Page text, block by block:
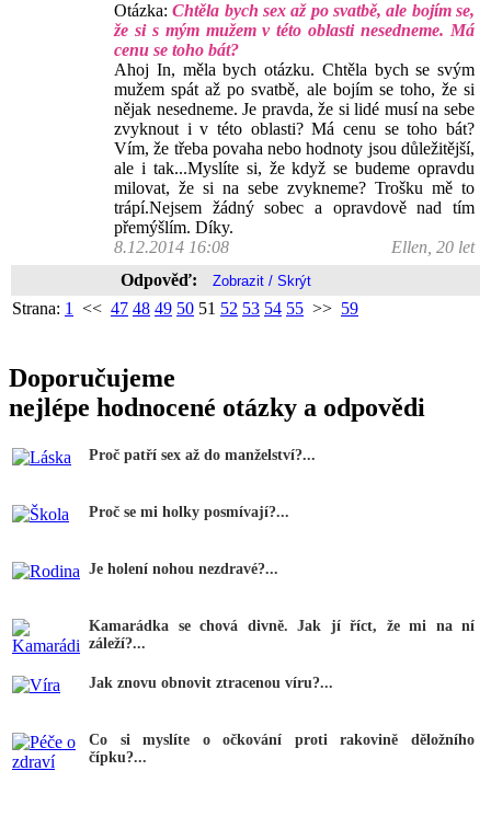
Otázka:Chtěla bych sex až po svatbě, ale bojím se,
že si s mým mužem v této oblasti nesedneme. Má
cenu se toho bát?
Ahoj In, měla bych otázku. Chtěla bych se svým
mužem spát až po svatbě, ale bojím se toho, že si
nějak nesedneme. Je pravda, že si lidé musí na sebe
zvyknout i v této oblasti? Má cenu se toho bát?
Vím, že třeba povaha nebo hodnoty jsou důležitější,
ale i tak...Myslíte si, že když se budeme opravdu
milovat, že si na sebe zvykneme? Trošku mě to
trápí.Nejsem žádný sobec a opravdově nad tím
přemýšlím. Díky.
8.12.2014 16:08
Ellen, 20 let
Odpověď:
Strana: 1 << 47 48 49 50 51 52 53 54 55 >> 59
Doporučujeme
nejlépe hodnocené otázky a odpovědi
Proč patří sex až do manželství?...
Proč se mi holky posmívají?...
Je holení nohou nezdravé?...
Kamarádka se chová divně. Jak jí říct, že mi na ní
záleží?...
Jak znovu obnovit ztracenou víru?...
Co si myslíte o očkování proti rakovině děložního
čípku?...